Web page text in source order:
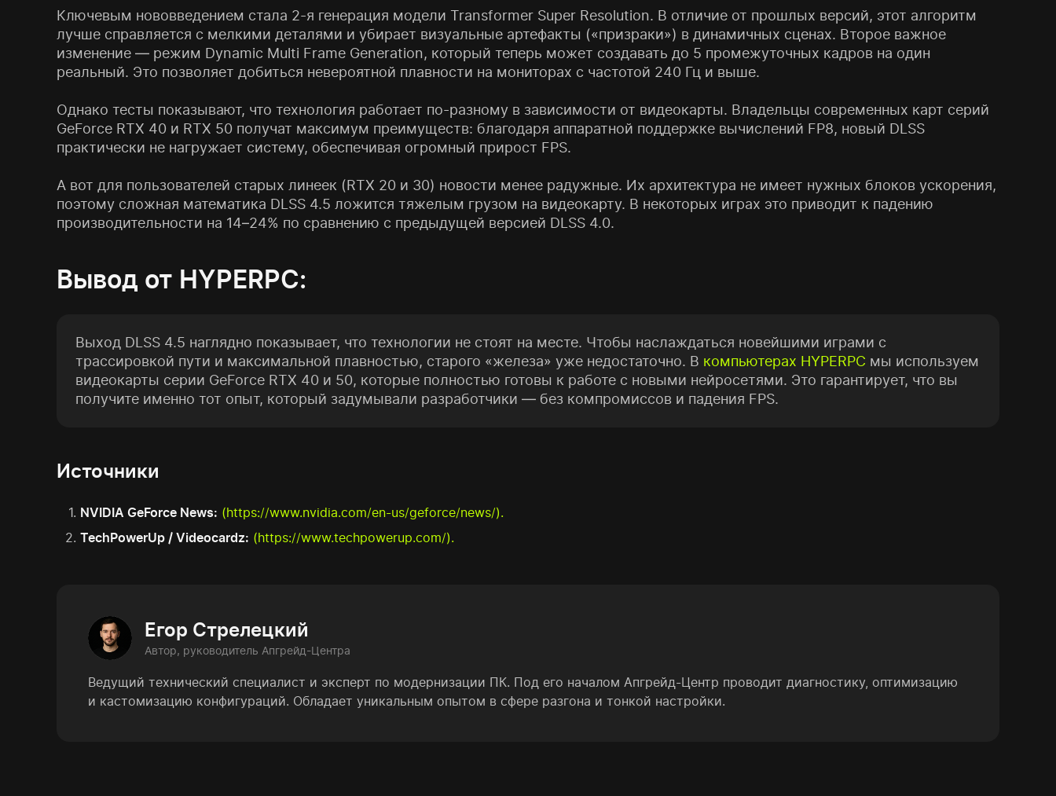
Ключевым нововведением стала 2-я генерация модели Transformer Super Resolution. В отличие от прошлых версий, этот алгоритм
лучше справляется с мелкими деталями и убирает визуальные артефакты («призраки») в динамичных сценах. Второе важное
изменение — режим Dynamic Multi Frame Generation, который теперь может создавать до 5 промежуточных кадров на один
реальный. Это позволяет добиться невероятной плавности на мониторах с частотой 240 Гц и выше.
Однако тесты показывают, что технология работает по-разному в зависимости от видеокарты. Владельцы современных карт серий
GeForce RTX 40 и RTX 50 получат максимум преимуществ: благодаря аппаратной поддержке вычислений FP8, новый DLSS
практически не нагружает систему, обеспечивая огромный прирост FPS.
А вот для пользователей старых линеек (RTX 20 и 30) новости менее радужные. Их архитектура не имеет нужных блоков ускорения,
поэтому сложная математика DLSS 4.5 ложится тяжелым грузом на видеокарту. В некоторых играх это приводит к падению
производительности на 14–24% по сравнению с предыдущей версией DLSS 4.0.
Вывод от HYPERPC:
Выход DLSS 4.5 наглядно показывает, что технологии не стоят на месте. Чтобы наслаждаться новейшими играми с
трассировкой пути и максимальной плавностью, старого «железа» уже недостаточно. В компьютерах HYPERPC мы используем
видеокарты серии GeForce RTX 40 и 50, которые полностью готовы к работе с новыми нейросетями. Это гарантирует, что вы
получите именно тот опыт, который задумывали разработчики — без компромиссов и падения FPS.
Источники
NVIDIA GeForce News: (https://www.nvidia.com/en-us/geforce/news/).
TechPowerUp / Videocardz: (https://www.techpowerup.com/).
Егор Стрелецкий
Автор, руководитель Апгрейд-Центра
Ведущий технический специалист и эксперт по модернизации ПК. Под его началом Апгрейд-Центр проводит диагностику, оптимизацию
и кастомизацию конфигураций. Обладает уникальным опытом в сфере разгона и тонкой настройки.